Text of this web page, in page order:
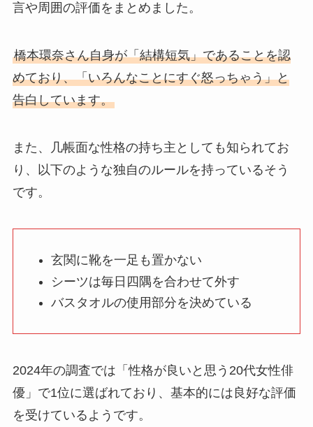
言や周囲の評価をまとめました。
橋本環奈さん自身が「結構短気」であることを認
めており、「いろんなことにすぐ怒っちゃう」と
告白しています。
また、几帳面な性格の持ち主としても知られてお
り、以下のような独自のルールを持っているそう
です。
玄関に靴を一足も置かない
シーツは毎日四隅を合わせて外す
バスタオルの使用部分を決めている
2024年の調査では「性格が良いと思う20代女性俳
優」で1位に選ばれており、基本的には良好な評価
を受けているようです。